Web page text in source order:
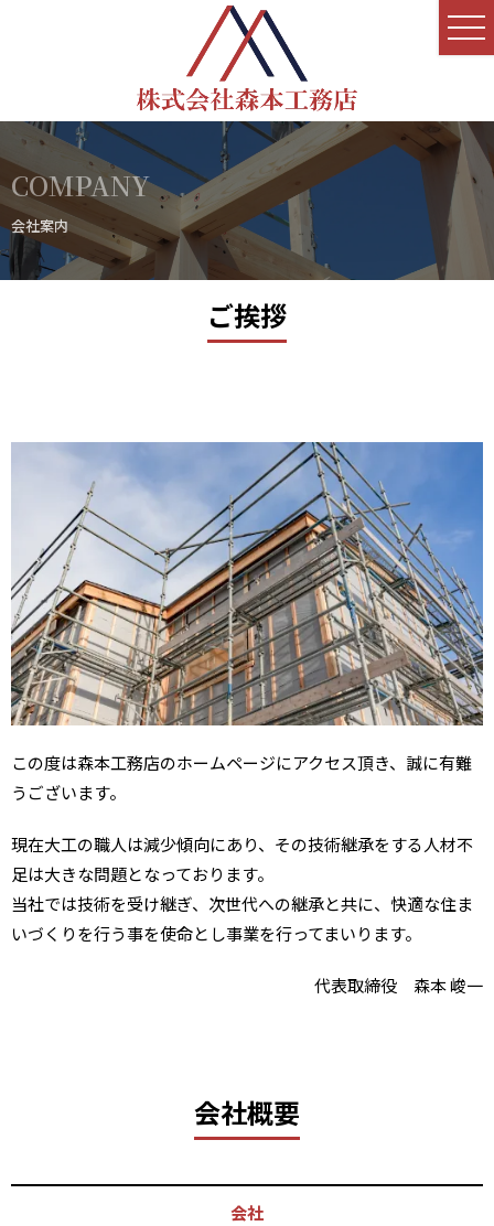
COMPANY
会社案内
ご挨拶
この度は森本工務店のホームページにアクセス頂き、誠に有難
うございます。
現在大工の職人は減少傾向にあり、その技術継承をする人材不
足は大きな問題となっております。
当社では技術を受け継ぎ、次世代への継承と共に、快適な住ま
いづくりを行う事を使命とし事業を行ってまいります。
代表取締役 森本 峻一
会社概要
会社